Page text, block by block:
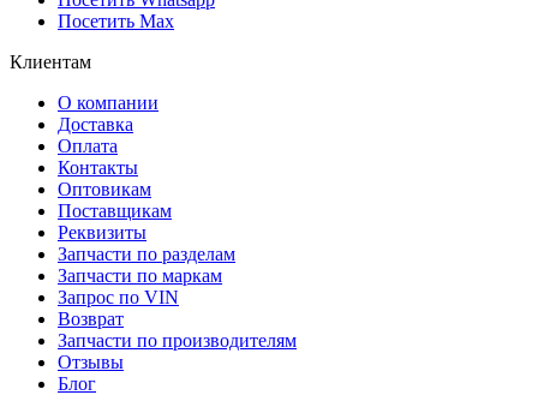
Посетить Max
Клиентам
О компании
Доставка
Оплата
Контакты
Оптовикам
Поставщикам
Реквизиты
Запчасти по разделам
Запчасти по маркам
Запрос по VIN
Возврат
Запчасти по производителям
Отзывы
Блог